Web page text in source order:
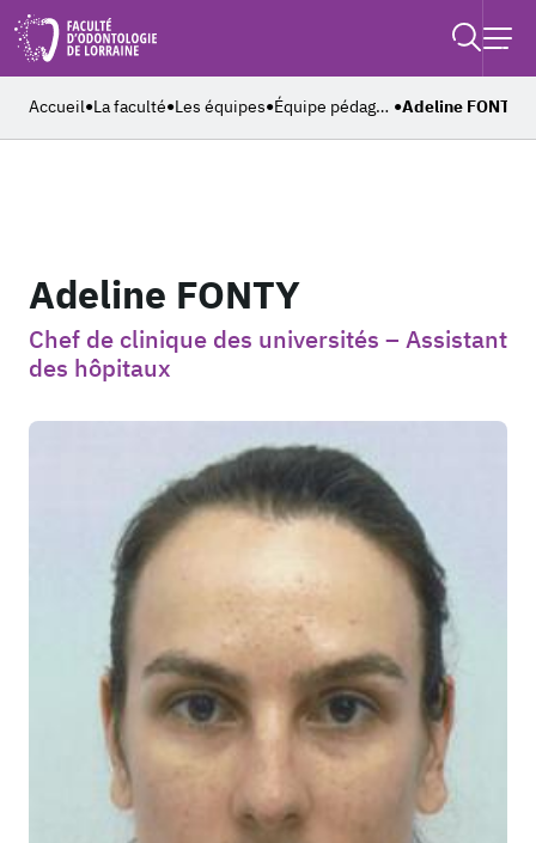
Accueil●La faculté●Les équipes● Équipe pédagogique ●Adeline FONTY
Adeline FONTY
Chef de clinique des universités – Assistant
des hôpitaux